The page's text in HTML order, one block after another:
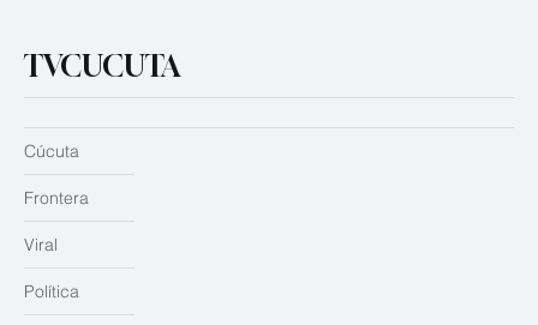
TVCUCUTA
Cúcuta
Frontera
Viral
Política